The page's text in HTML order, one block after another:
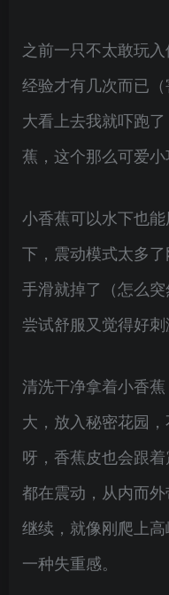
之前一只不太敢玩
经验才有几次而已
大看上去我就吓跑
蕉，这个那么可爱
小香蕉可以水下也
下，震动模式太多
手滑就掉了（怎么
尝试舒服又觉得好刺
清洗干净拿着小香
大，放入秘密花园
呀，香蕉皮也会跟
都在震动，从内而
继续，就像刚爬上
一种失重感。